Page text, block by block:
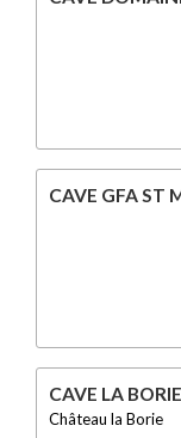
CAVE GFA ST
CAVE LA BORIE
Château la Borie